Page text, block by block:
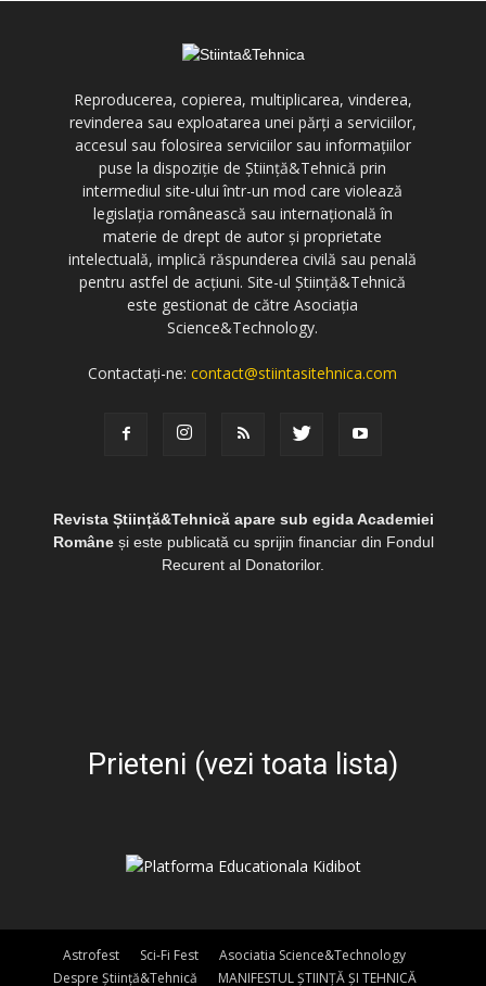
Reproducerea, copierea, multiplicarea, vinderea,
revinderea sau exploatarea unei părți a serviciilor,
accesul sau folosirea serviciilor sau informațiilor
puse la dispoziție de Știință&Tehnică prin
intermediul site-ului într-un mod care violează
legislația românească sau internațională în
materie de drept de autor și proprietate
intelectuală, implică răspunderea civilă sau penală
pentru astfel de acțiuni. Site-ul Știință&Tehnică
este gestionat de către Asociația
Science&Technology.
Contactați-ne:contact@stiintasitehnica.com
Revista Știință&Tehnică apare sub egida Academiei
Româneși este publicată cu sprijin financiar din Fondul
Recurent al Donatorilor.
Prieteni (vezi toata lista)
Astrofest Sci-Fi Fest
Asociatia Science&Technology
Despre Știință&Tehnică
MANIFESTUL ȘTIINȚĂ ȘI TEHNICĂ